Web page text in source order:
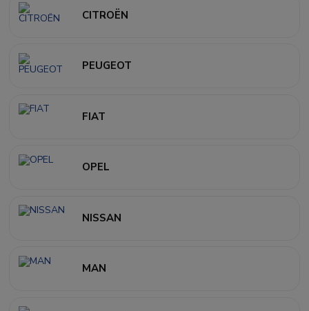
CITROËN
PEUGEOT
FIAT
OPEL
NISSAN
MAN